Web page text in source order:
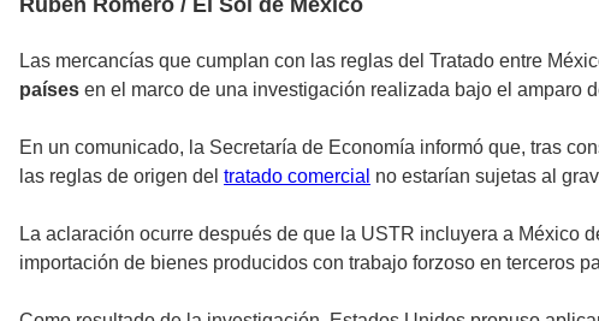
Rubén Romero / El Sol de México
Las mercancías que cumplan con las reglas del Tratado entre
países en el marco de una investigación realizada bajo el amparo
En un comunicado, la Secretaría de Economía informó que, tras
las reglas de origen del tratado comercial no estarían sujetas al
La aclaración ocurre después de que la USTR incluyera a México
importación de bienes producidos con trabajo forzoso en terceros